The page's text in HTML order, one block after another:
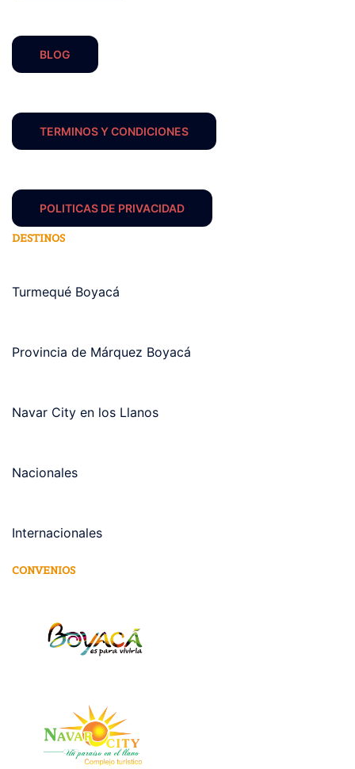
BLOG
TERMINOS Y CONDICIONES
POLITICAS DE PRIVACIDAD
DESTINOS
Turmequé Boyacá
Provincia de Márquez Boyacá
Navar City en los Llanos
Nacionales
Internacionales
CONVENIOS